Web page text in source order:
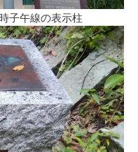
子午線の表示柱